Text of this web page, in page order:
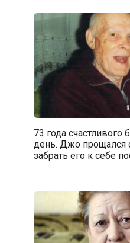
73 года счастливого
день. Джо прощался
забрать его к себе